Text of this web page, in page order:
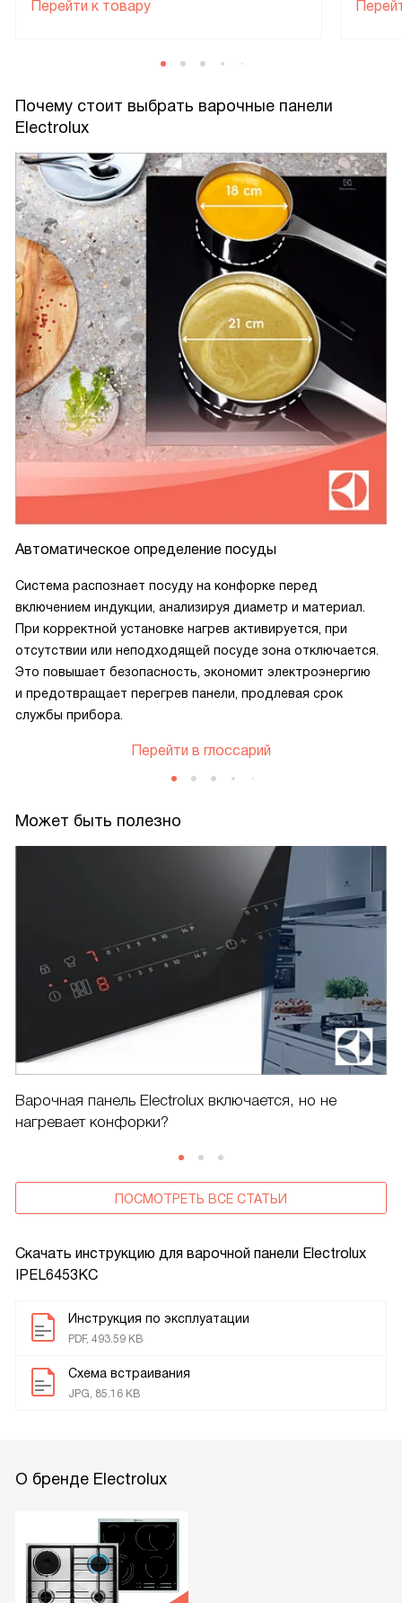
Скачать инструкцию для варочной панели Electrolux
IPEL6453KC
Инструкция по эксплуатации
PDF, 493.59 KB
Схема встраивания
JPG, 85.16 KB
Перейти к товару
Почему стоит выбрать варочные панели
Electrolux
Автоматическое определение посуды
Система распознает посуду на конфорке перед
включением индукции, анализируя диаметр и материал.
При корректной установке нагрев активируется, при
отсутствии или неподходящей посуде зона отключается.
Это повышает безопасность, экономит электроэнергию
и предотвращает перегрев панели, продлевая срок
службы прибора.
Перейти в глоссарий
Может быть полезно
Варочная панель Electrolux включается, но не
нагревает конфорки?
ПОСМОТРЕТЬ ВСЕ СТАТЬИ
О бренде Electrolux